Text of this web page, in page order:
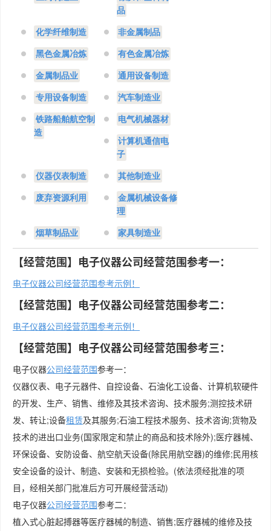
品
化学纤维制造 非金属制品
黑色金属冶炼 有色金属冶炼
金属制品业 通用设备制造
专用设备制造 汽车制造业
铁路船舶航空制
造
电气机械器材
计算机通信电
子
仪器仪表制造 其他制造业
废弃资源利用
金属机械设备修
理
烟草制品业 家具制造业
【经营范围】电子仪器公司经营范围参考一：
电子仪器公司经营范围参考示例！
【经营范围】电子仪器公司经营范围参考二：
电子仪器公司经营范围参考示例！
【经营范围】电子仪器公司经营范围参考三：
电子仪器公司经营范围参考一：
仪器仪表、电子元器件、自控设备、石油化工设备、计算机软硬件
的开发、生产、销售、维修及其技术咨询、技术服务;测控技术研
发、转让;设备租赁及其服务;石油工程技术服务、技术咨询;货物及
技术的进出口业务(国家限定和禁止的商品和技术除外);医疗器械、
环保设备、安防设备、航空航天设备(除民用航空器)的维修;民用核
安全设备的设计、制造、安装和无损检验。(依法须经批准的项
目，经相关部门批准后方可开展经营活动)
电子仪器公司经营范围参考二：
植入式心脏起搏器等医疗器械的制造、销售;医疗器械的维修及技